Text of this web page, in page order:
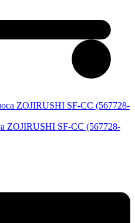
ZOJIRUSHI SF-CC (567728-